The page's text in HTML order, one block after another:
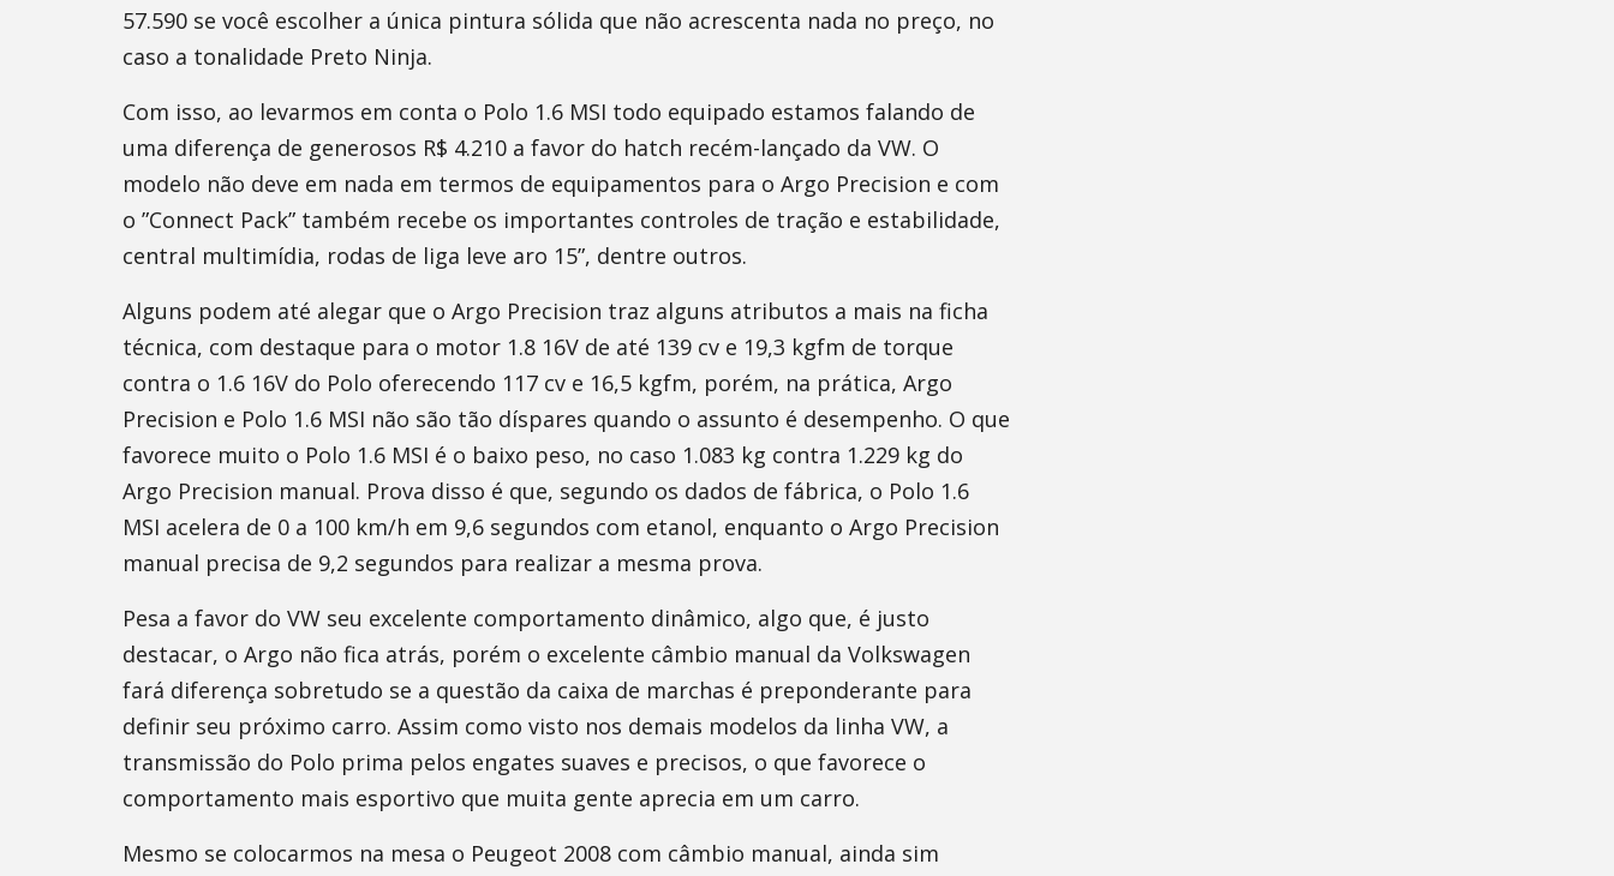
57.590 se você escolher a única pintura sólida que não acrescenta nada no preço, no
caso a tonalidade Preto Ninja.
Com isso, ao levarmos em conta o Polo 1.6 MSI todo equipado estamos falando de
uma diferença de generosos R$ 4.210 a favor do hatch recém-lançado da VW. O
modelo não deve em nada em termos de equipamentos para o Argo Precision e com
o ”Connect Pack” também recebe os importantes controles de tração e estabilidade,
central multimídia, rodas de liga leve aro 15”, dentre outros.
Alguns podem até alegar que o Argo Precision traz alguns atributos a mais na ficha
técnica, com destaque para o motor 1.8 16V de até 139 cv e 19,3 kgfm de torque
contra o 1.6 16V do Polo oferecendo 117 cv e 16,5 kgfm, porém, na prática, Argo
Precision e Polo 1.6 MSI não são tão díspares quando o assunto é desempenho. O que
favorece muito o Polo 1.6 MSI é o baixo peso, no caso 1.083 kg contra 1.229 kg do
Argo Precision manual. Prova disso é que, segundo os dados de fábrica, o Polo 1.6
MSI acelera de 0 a 100 km/h em 9,6 segundos com etanol, enquanto o Argo Precision
manual precisa de 9,2 segundos para realizar a mesma prova.
Pesa a favor do VW seu excelente comportamento dinâmico, algo que, é justo
destacar, o Argo não fica atrás, porém o excelente câmbio manual da Volkswagen
fará diferença sobretudo se a questão da caixa de marchas é preponderante para
definir seu próximo carro. Assim como visto nos demais modelos da linha VW, a
transmissão do Polo prima pelos engates suaves e precisos, o que favorece o
comportamento mais esportivo que muita gente aprecia em um carro.
Mesmo se colocarmos na mesa o Peugeot 2008 com câmbio manual, ainda sim